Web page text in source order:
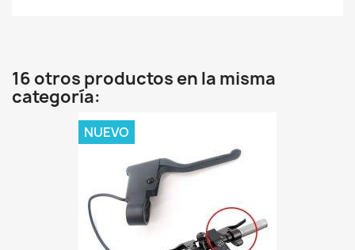
16 otros productos en la misma
categoría:
NUEVO